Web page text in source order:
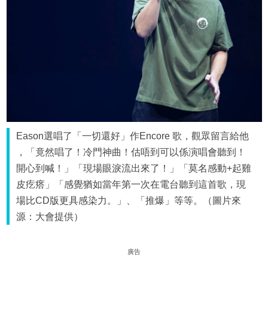
Eason選唱了「一切還好」作Encore 歌，觀眾留言給他
，「竟然唱了！冷門神曲！估唔到可以係演唱會聽到！
開心到喊！」「現場眼淚流出來了！」「莫名感動+起雞
皮疙瘩」「感覺猶如當年第一次在電台聽到這首歌，現
場比CD版更具感染力。」、「推爆」等等。（圖片來
源：大會提供）
廣告